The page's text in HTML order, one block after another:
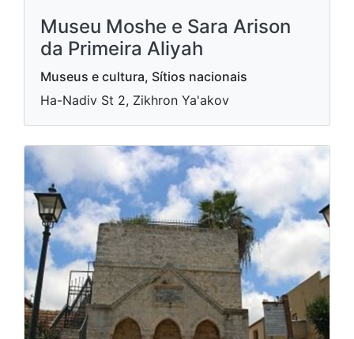
Museu Moshe e Sara Arison
da Primeira Aliyah
Museus e cultura, Sítios nacionais
Ha-Nadiv St 2, Zikhron Ya'akov